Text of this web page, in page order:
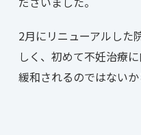
2月にリニューアルした
しく、初めて不妊治療
緩和されるのではないか